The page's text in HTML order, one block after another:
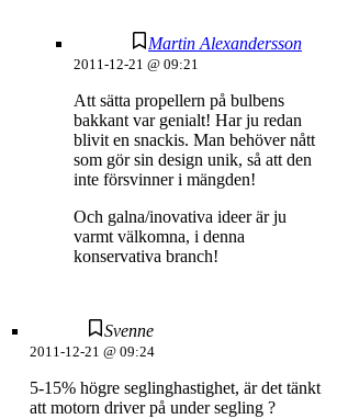
Martin Alexandersson
2011-12-21 @ 09:21
Att sätta propellern på bulbens
bakkant var genialt! Har ju redan
blivit en snackis. Man behöver nått
som gör sin design unik, så att den
inte försvinner i mängden!
Och galna/inovativa ideer är ju
varmt välkomna, i denna
konservativa branch!
Svenne
2011-12-21 @ 09:24
5-15% högre seglinghastighet, är det tänkt
att motorn driver på under segling ?